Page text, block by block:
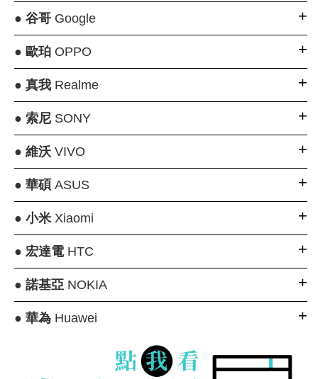
● 谷哥Google
● 歐珀OPPO
● 真我Realme
● 索尼SONY
● 維沃VIVO
● 華碩ASUS
● 小米Xiaomi
● 宏達電HTC
● 諾基亞NOKIA
● 華為Huawei